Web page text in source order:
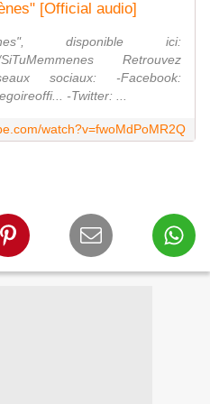
[Official audio]
disponible ici:
SiTuMemmenes Retrouvez
sociaux: -Facebook:
-Twitter: ...
watch?v=fwoMdPoMR2Q